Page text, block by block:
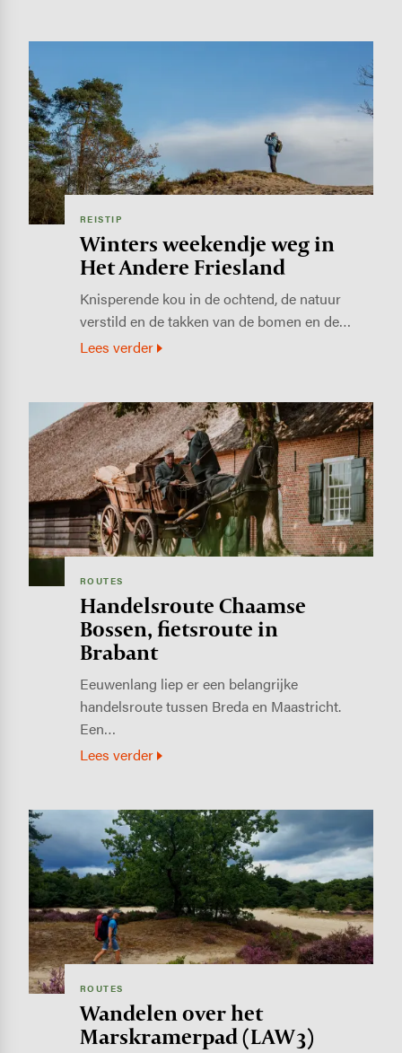
REISTIP
Winters weekendje weg in
Het Andere Friesland
Knisperende kou in de ochtend, de natuur
verstild en de takken van de bomen en de…
Lees verder
Image
ROUTES
Handelsroute Chaamse
Bossen, fietsroute in
Brabant
Eeuwenlang liep er een belangrijke
handelsroute tussen Breda en Maastricht.
Een…
Lees verder
Image
ROUTES
Wandelen over het
Marskramerpad (LAW 3)